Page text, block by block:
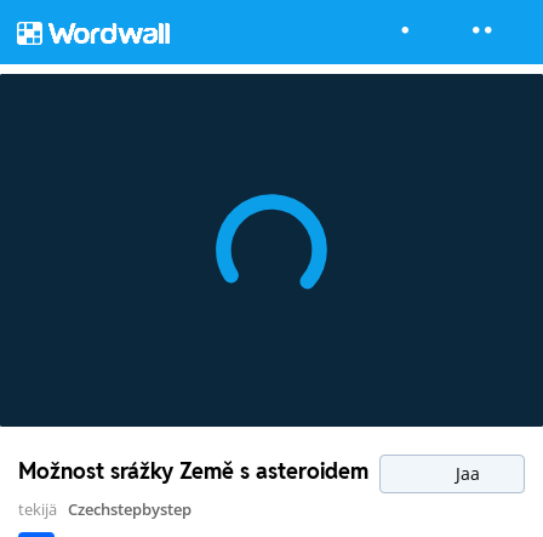
Možnost srážky Země s asteroidem Jaa
tekijä Czechstepbystep